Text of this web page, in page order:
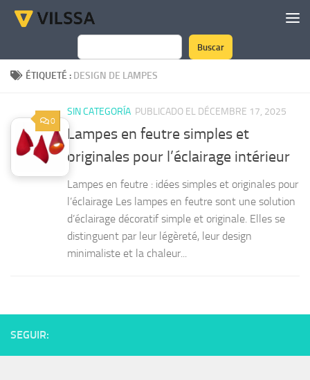
Skip to content
Rechercher
Buscar
ÉTIQUETÉ : DESIGN DE LAMPES
0
SIN CATEGORÍA PUBLICADO EL DÉCEMBRE 17, 2025
Lampes en feutre simples et
originales pour l’éclairage intérieur
Lampes en feutre : idées simples et originales pour
l’éclairage Les lampes en feutre sont une solution
d’éclairage décoratif simple et originale. Elles se
distinguent par leur légèreté, leur design
minimaliste et la chaleur...
SEGUIR: